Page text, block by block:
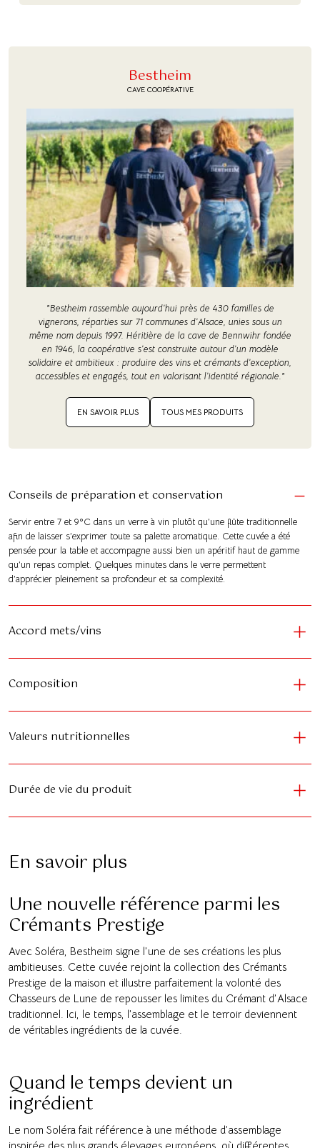
Bestheim
CAVE COOPÉRATIVE
"Bestheim rassemble aujourd’hui près de 430 familles de
vignerons, réparties sur 71 communes d’Alsace, unies sous un
même nom depuis 1997. Héritière de la cave de Bennwihr fondée
en 1946, la coopérative s’est construite autour d’un modèle
solidaire et ambitieux : produire des vins et crémants d’exception,
accessibles et engagés, tout en valorisant l’identité régionale."
EN SAVOIR PLUS TOUS MES PRODUITS
Conseils de préparation et conservation
Servir entre 7 et 9°C dans un verre à vin plutôt qu’une flûte traditionnelle
afin de laisser s’exprimer toute sa palette aromatique. Cette cuvée a été
pensée pour la table et accompagne aussi bien un apéritif haut de gamme
qu’un repas complet. Quelques minutes dans le verre permettent
d’apprécier pleinement sa profondeur et sa complexité.
Accord mets/vins
Composition
Valeurs nutritionnelles
Durée de vie du produit
En savoir plus
Une nouvelle référence parmi les
Crémants Prestige
Avec Soléra, Bestheim signe l’une de ses créations les plus
ambitieuses. Cette cuvée rejoint la collection des Crémants
Prestige de la maison et illustre parfaitement la volonté des
Chasseurs de Lune de repousser les limites du Crémant d’Alsace
traditionnel. Ici, le temps, l’assemblage et le terroir deviennent
de véritables ingrédients de la cuvée.
Quand le temps devient un
ingrédient
Le nom Soléra fait référence à une méthode d’assemblage
inspirée des plus grands élevages européens, où différentes